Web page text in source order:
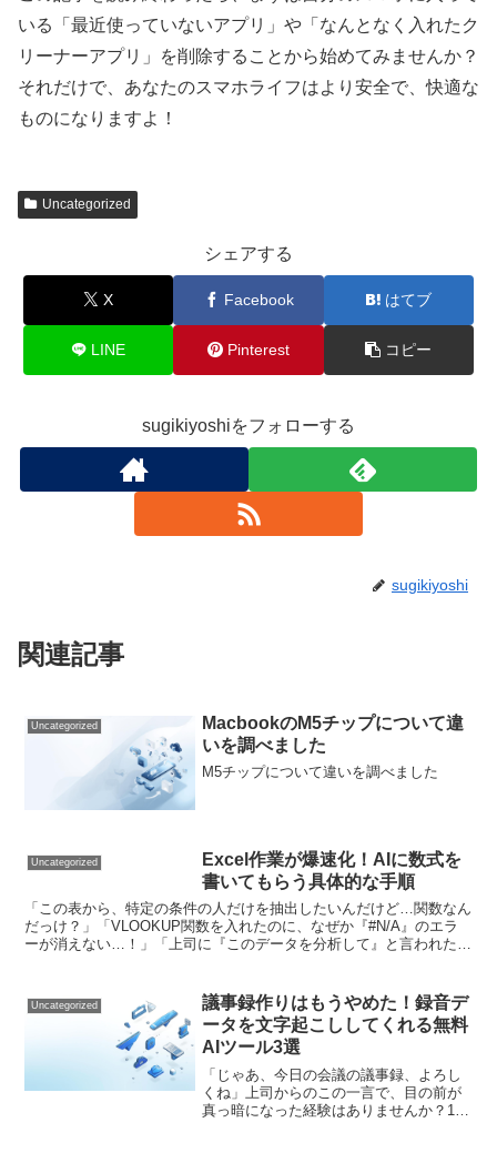
いる「最近使っていないアプリ」や「なんとなく入れたク
リーナーアプリ」を削除することから始めてみませんか？
それだけで、あなたのスマホライフはより安全で、快適な
ものになりますよ！
Uncategorized
シェアする
X Facebook はてブ
LINE Pinterest コピー
sugikiyoshiをフォローする
sugikiyoshi
関連記事
Uncategorized
MacbookのM5チップについて違
いを調べました
M5チップについて違いを調べました
Uncategorized
Excel作業が爆速化！AIに数式を
書いてもらう具体的な手順
「この表から、特定の条件の人だけを抽出したいんだけど…関数なん
だっけ？」「VLOOKUP関数を入れたのに、なぜか『#N/A』のエラ
ーが消えない…！」「上司に『このデータを分析して』と言われたけ
Uncategorized
議事録作りはもうやめた！録音デ
ータを文字起こししてくれる無料
AIツール3選
「じゃあ、今日の会議の議事録、よろし
くね」上司からのこの一言で、目の前が
真っ暗になった経験はありませんか？1時